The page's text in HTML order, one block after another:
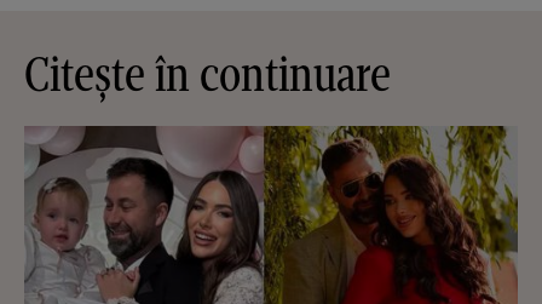
Citește în continuare